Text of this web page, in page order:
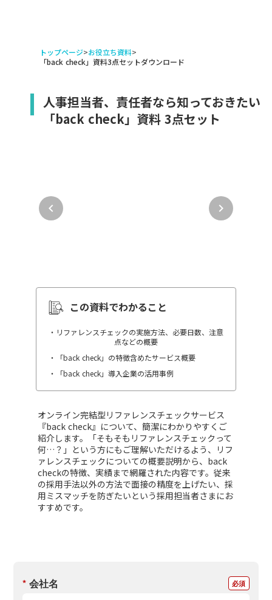
トップページ>お役立ち資料>
「back check」資料3点セットダウンロード
人事担当者、責任者なら知っておきたい
「back check」資料 3点セット
keyboard_arrow_left keyboard_arrow_right
この資料でわかること
・リファレンスチェックの実施方法、必要日数、注意
点などの概要
・「back check」の特徴含めたサービス概要
・「back check」導入企業の活用事例
オンライン完結型リファレンスチェックサービス
『back check』について、簡潔にわかりやすくご
紹介します。「そもそもリファレンスチェックって
何…？」という方にもご理解いただけるよう、リフ
ァレンスチェックについての概要説明から、back
checkの特徴、実績まで網羅された内容です。従来
の採用手法以外の方法で面接の精度を上げたい、採
用ミスマッチを防ぎたいという採用担当者さまにお
すすめです。
* 会社名